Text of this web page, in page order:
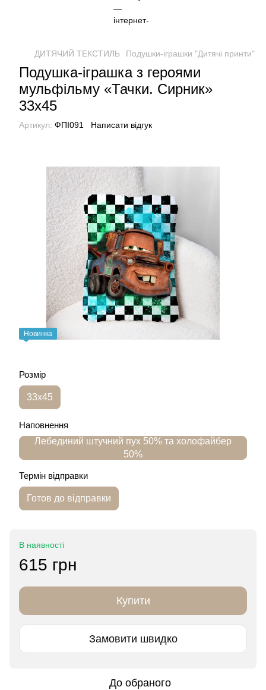
ДИТЯЧИЙ ТЕКСТИЛЬ Подушки-іграшки "Дитячі принти"
Подушка-іграшка з героями
мульфільму «Тачки. Сирник»
33х45
Артикул: ФПІ091 Написати відгук
Новинка
Розмір
33х45
Наповнення
Лебединий штучний пух 50% та холофайбер
50%
Термін відправки
Готов до відправки
В наявності
615 грн
Купити
Замовити швидко
До обраного